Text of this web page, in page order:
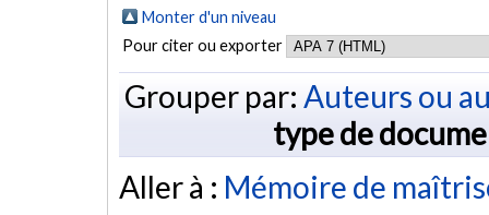
Monter d'un niveau
Pour citer ou exporter
Grouper par: Auteurs ou
type de
Aller à : Mémoire de